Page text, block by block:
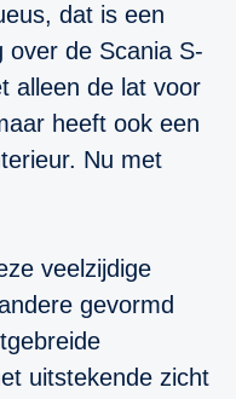
dat is een
over de Scania S-
alleen de lat voor
heeft ook een
Nu met
veelzijdige
gevormd
uitstekende zicht